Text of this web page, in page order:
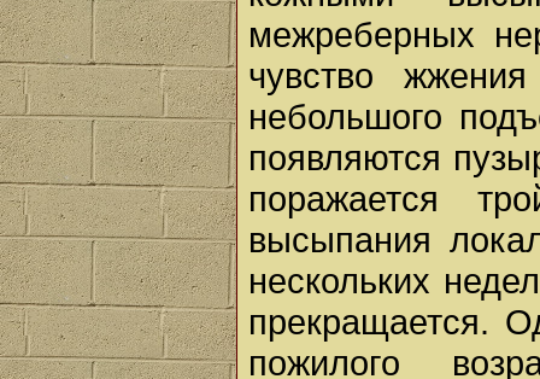
межреберных
чувство
небольшого
появляются
поражается
высыпания
нескольких
прекращается.
пожилого